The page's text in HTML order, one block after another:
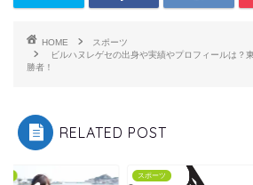
HOME
スポーツ
ビルハヌレゲセの出身や実績やプロフィールは？
勝者！
RELATED POST
スポーツ